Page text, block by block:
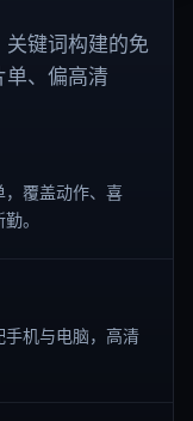
关键词构建的免
单、偏高清
覆盖动作、喜
。
机与电脑，高清